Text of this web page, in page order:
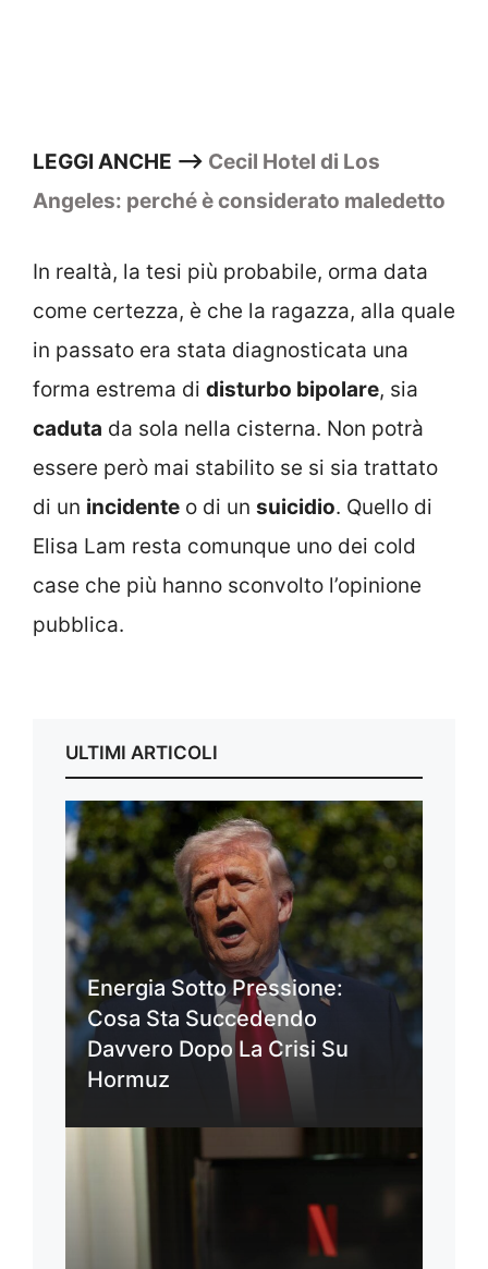
LEGGI ANCHE –> Cecil Hotel di Los
Angeles: perché è considerato maledetto
In realtà, la tesi più probabile, orma data
come certezza, è che la ragazza, alla quale
in passato era stata diagnosticata una
forma estrema di disturbo bipolare, sia
caduta da sola nella cisterna. Non potrà
essere però mai stabilito se si sia trattato
di un incidente o di un suicidio. Quello di
Elisa Lam resta comunque uno dei cold
case che più hanno sconvolto l’opinione
pubblica.
ULTIMI ARTICOLI
Energia Sotto Pressione:
Cosa Sta Succedendo
Davvero Dopo La Crisi Su
Hormuz